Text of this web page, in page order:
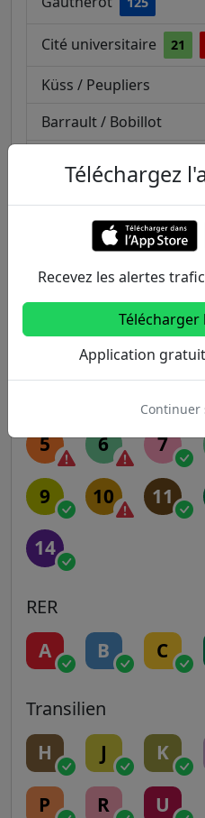
Cité universitaire 21
Küss / Peupliers
Barrault / Bobillot
125 184
Gentilly 125 B
Autres lignes
5 6 7
9 10 11
14
RER
A B C
Transilien
H J K
P R U
Téléchargez
Recevez les alertes
Application
Continuer